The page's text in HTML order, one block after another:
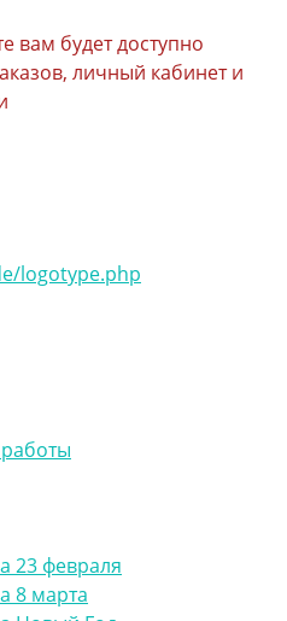
вам будет доступно
личный кабинет и
logotype.php
23 февраля
8 марта